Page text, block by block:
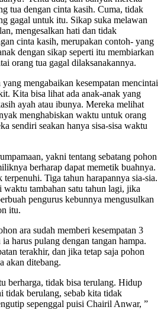
tua dengan cinta kasih. Cuma, tidak
gagal untuk itu. Sikap suka melawan
mengesalkan hati dan tidak
cinta kasih, merupakan contoh- yang
dengan sikap seperti itu membiarkan
orang tua gagal dilaksanakannya.
mengabaikan kesempatan mencintai
Kita bisa lihat ada anak-anak yang
ayah atau ibunya. Mereka melihat
menghabiskan waktu untuk orang
sendiri seakan hanya sisa-sisa waktu
yakni tentang sebatang pohon
berharap dapat memetik buahnya.
terpenuhi. Tiga tahun harapannya sia-sia.
tambahan satu tahun lagi, jika
pengurus kebunnya mengusulkan
itu.
ara sudah memberi kesempatan 3
harus pulang dengan tangan hampa.
terakhir, dan jika tetap saja pohon
akan ditebang.
berharga, tidak bisa terulang. Hidup
tidak berulang, sebab kita tidak
sepenggal puisi Chairil Anwar, ”